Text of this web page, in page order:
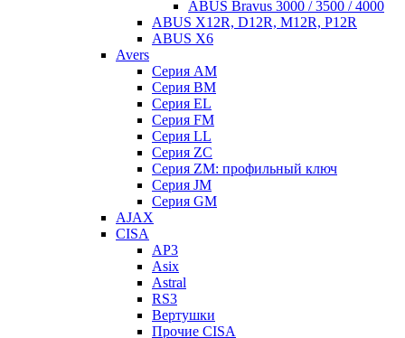
ABUS Bravus 3000 / 3500 / 4000
ABUS X12R, D12R, M12R, P12R
ABUS X6
Avers
Серия AM
Серия BM
Серия EL
Серия FM
Серия LL
Серия ZC
Серия ZM: профильный ключ
Серия JM
Серия GM
AJAX
CISA
AP3
Asix
Astral
RS3
Вертушки
Прочие CISA